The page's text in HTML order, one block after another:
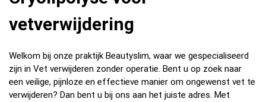
vetverwijdering
Welkom bij onze praktijk Beautyslim, waar we gespecialiseerd
zijn in Vet verwijderen zonder operatie. Bent u op zoek naar
een veilige, pijnloze en effectieve manier om ongewenst vet te
verwijderen? Dan bent u bij ons aan het juiste adres. Met